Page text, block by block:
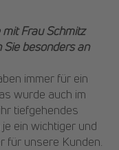
Frau Schmitz
besonders an
immer für ein
wurde auch im
tiefgehendes
ein wichtiger und
für unsere Kunden.